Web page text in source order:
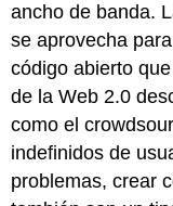
ancho de banda.
se aprovecha
código abierto
de la Web 2.0
como el
indefinidos de
problemas, crear